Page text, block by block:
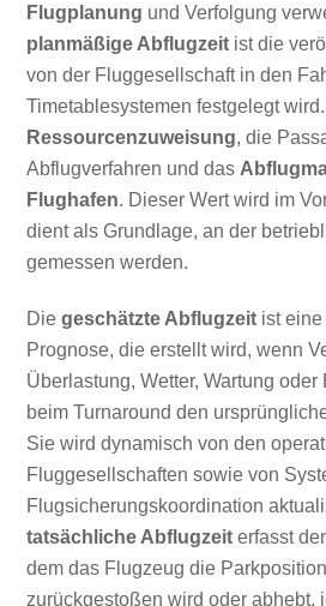
Flugplanung und Verfolgung
planmäßige Abflugzeit ist die
von der Fluggesellschaft in den
Timetablesystemen festgelegt
Ressourcenzuweisung, die
Abflugverfahren und das
Flughafen. Dieser Wert wird im
dient als Grundlage, an der
gemessen werden.
Diegeschätzte Abflugzeit ist
Prognose, die erstellt wird, wenn
Überlastung, Wetter, Wartung
beim Turnaround den
Sie wird dynamisch von den
Fluggesellschaften sowie von
Flugsicherungskoordination
tatsächliche Abflugzeit erfasst
dem das Flugzeug die
zurückgestoßen wird oder abhebt,